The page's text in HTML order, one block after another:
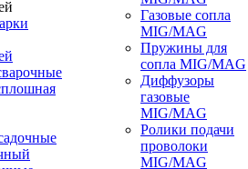
Газовые сопла
MIG/MAG
Пружины для
сопла MIG/MAG
Диффузоры
газовые
MIG/MAG
Ролики подачи
проволоки
MIG/MAG